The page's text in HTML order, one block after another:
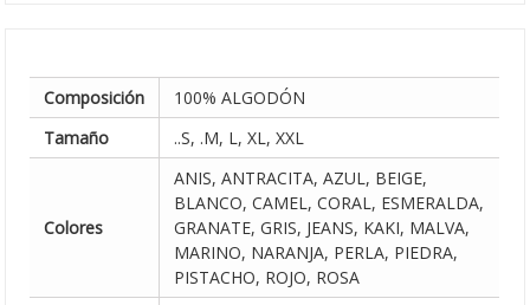
Composición
100% ALGODÓN
Tamaño
..S, .M, L, XL, XXL
Colores
ANIS, ANTRACITA, AZUL, BEIGE,
BLANCO, CAMEL, CORAL, ESMERALDA,
GRANATE, GRIS, JEANS, KAKI, MALVA,
MARINO, NARANJA, PERLA, PIEDRA,
PISTACHO, ROJO, ROSA